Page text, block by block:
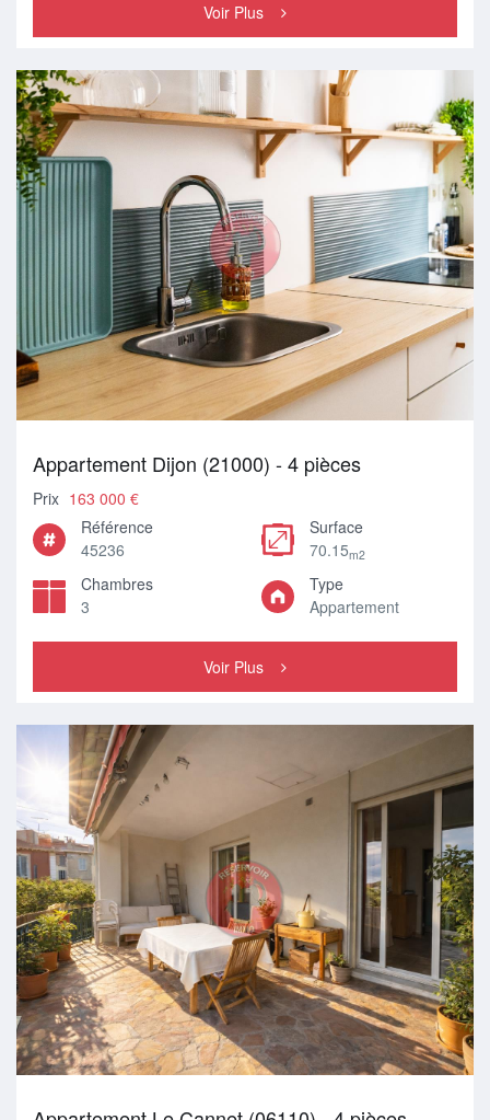
Voir Plus
Appartement Dijon (21000) - 4 pièces
Prix 163 000 €
Référence
45236
Surface
70.15m2
Chambres
3
Type
Appartement
Voir Plus